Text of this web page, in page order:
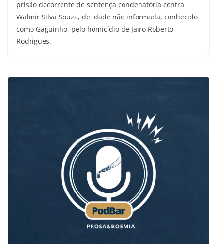
prisão decorrente de sentença condenatória contra
Walmir Silva Souza, de idade não informada, conhecido
como Gaguinho, pelo homicídio de Jairo Roberto
Rodrigues.